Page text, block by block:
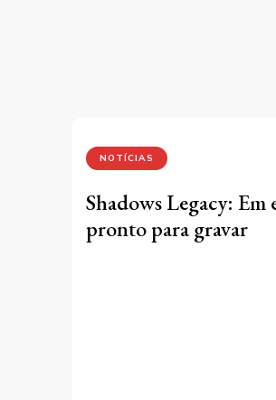
NOTÍCIAS
Shadows Legacy: Em
pronto para gravar